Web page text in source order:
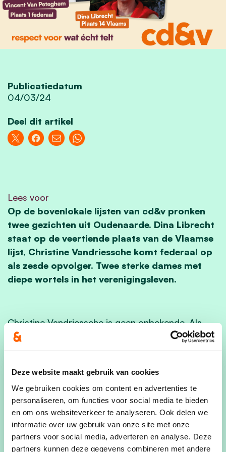
Deze website maakt gebruik van cookies
We gebruiken cookies om content en advertenties te
personaliseren, om functies voor social media te bieden
en om ons websiteverkeer te analyseren. Ook delen we
informatie over uw gebruik van onze site met onze
partners voor social media, adverteren en analyse. Deze
partners kunnen deze gegevens combineren met andere
Publicatiedatum
04/03/24
Deel dit artikel
Lees voor
Op de bovenlokale lijsten van cd&v pronken
twee gezichten uit Oudenaarde. Dina Librecht
staat op de veertiende plaats van de Vlaamse
lijst, Christine Vandriessche komt federaal op
als zesde opvolger. Twee sterke dames met
diepe wortels in het verenigingsleven.
Christine Vandriessche is geen onbekende. Als
gemeenteraadslid is ze sinds 2012 actief in de
lokale politiek, al kennen velen haar vooral als
is ze ook zeer actief binnen het verenigingsleven.
Zo toont ze haar kwaliteiten als gedreven
kandidate met een oog voor de medemens
binnen Markant, VZW Oudenaarde en
Zustersteden en Femma, waar ze zich inzet voor
een inclusieve, rechtvaardige samenleving.